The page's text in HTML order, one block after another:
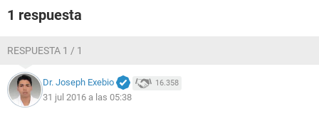
1 respuesta
RESPUESTA 1 / 1
Dr. Joseph Exebio 16.358
31 jul 2016 a las 05:38